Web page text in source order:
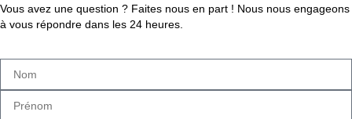
Vous avez une question ? Faites nous en part ! Nous nous engageons
à vous répondre dans les 24 heures.